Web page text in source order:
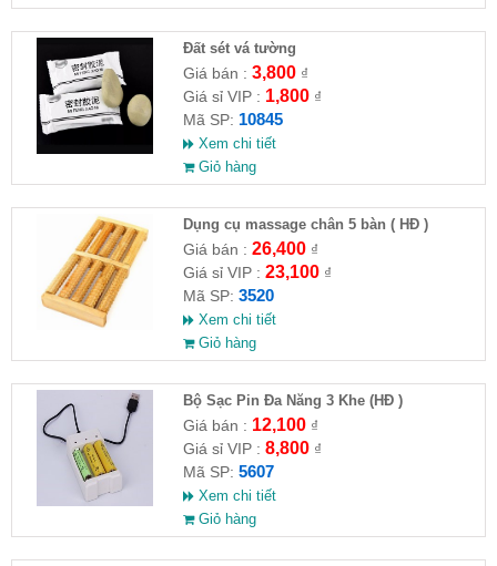
Đất sét vá tường
Giá bán : 3,800₫
Giá sỉ VIP : 1,800₫
Mã SP: 10845
Xem chi tiết
Giỏ hàng
Dụng cụ massage chân 5 bàn ( HĐ )
Giá bán : 26,400₫
Giá sỉ VIP : 23,100₫
Mã SP: 3520
Xem chi tiết
Giỏ hàng
Bộ Sạc Pin Đa Năng 3 Khe (HĐ )
Giá bán : 12,100₫
Giá sỉ VIP : 8,800₫
Mã SP: 5607
Xem chi tiết
Giỏ hàng